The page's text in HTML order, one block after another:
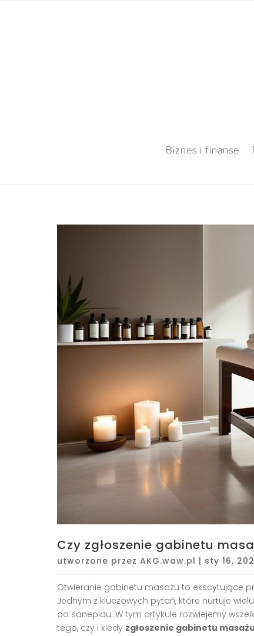
Biznes i finanse
Czy zgłoszenie gabinetu
utworzone przez AKG.waw.pl | sty 16,
Otwieranie gabinetu masażu to ekscytujące
Jednym z kluczowych pytań, które nurtuje
do sanepidu. W tym artykule rozwiejemy
tego, czy i kiedy zgłoszenie gabinetu